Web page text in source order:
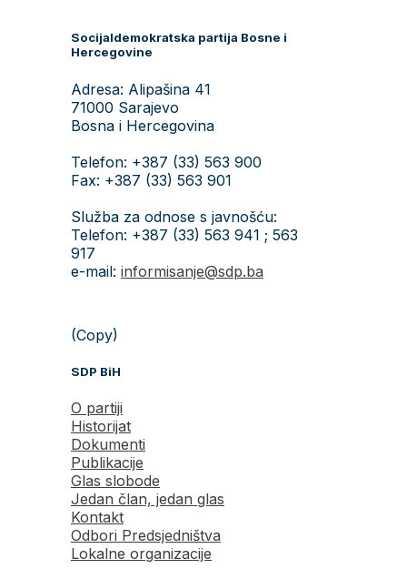
Socijaldemokratska partija Bosne i
Hercegovine
Adresa: Alipašina 41
71000 Sarajevo
Bosna i Hercegovina
Telefon: +387 (33) 563 900
Fax: +387 (33) 563 901
Služba za odnose s javnošću:
Telefon: +387 (33) 563 941 ; 563
917
e-mail: informisanje@sdp.ba
(Copy)
SDP BiH
O partiji
Historijat
Dokumenti
Publikacije
Glas slobode
Jedan član, jedan glas
Kontakt
Odbori Predsjedništva
Lokalne organizacije